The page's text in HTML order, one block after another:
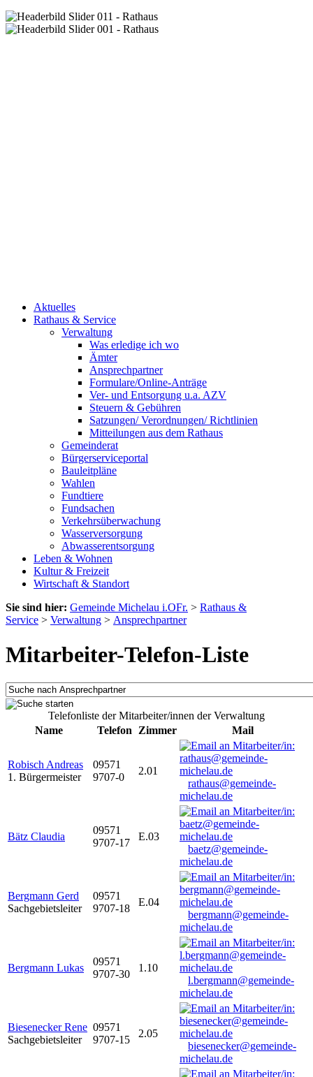
Aktuelles
Rathaus & Service
Verwaltung
Was erledige ich wo
Ämter
Ansprechpartner
Formulare/Online-Anträge
Ver- und Entsorgung u.a. AZV
Steuern & Gebühren
Satzungen/ Verordnungen/ Richtlinien
Mitteilungen aus dem Rathaus
Gemeinderat
Bürgerserviceportal
Bauleitpläne
Wahlen
Fundtiere
Fundsachen
Verkehrsüberwachung
Wasserversorgung
Abwasserentsorgung
Leben & Wohnen
Kultur & Freizeit
Wirtschaft & Standort
Sie sind hier: Gemeinde Michelau i.OFr. > Rathaus &
Service > Verwaltung > Ansprechpartner
Mitarbeiter-Telefon-Liste
Telefonliste der Mitarbeiter/innen der Verwaltung
Name
Telefon Zimmer Mail
Robisch Andreas
1. Bürgermeister
09571
9707-0
2.01
rathaus@gemeinde-
michelau.de
Bätz Claudia
09571
9707-17
E.03
baetz@gemeinde-
michelau.de
Bergmann Gerd
Sachgebietsleiter
09571
9707-18
E.04
bergmann@gemeinde-
michelau.de
Bergmann Lukas
09571
9707-30
1.10
l.bergmann@gemeinde-
michelau.de
Biesenecker Rene
Sachgebietsleiter
09571
9707-15
2.05
biesenecker@gemeinde-
michelau.de